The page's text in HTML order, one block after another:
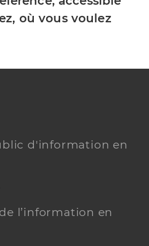
où vous voulez
d'information en
l’information en